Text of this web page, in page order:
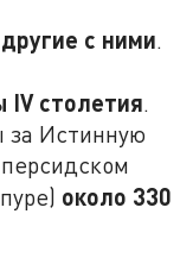
с ними.
IVстолетия.
за Истинную
около 330